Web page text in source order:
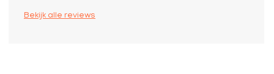
Bekijk alle reviews